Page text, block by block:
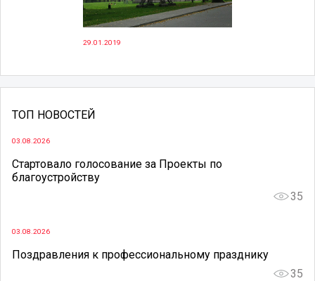
29.01.2019
ТОП НОВОСТЕЙ
03.08.2026
Стартовало голосование за Проекты по
благоустройству
35
03.08.2026
Поздравления к профессиональному празднику
35